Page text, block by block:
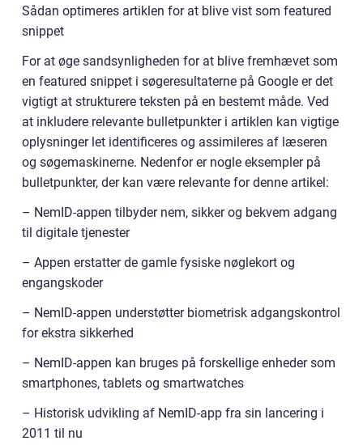
Sådan optimeres artiklen for at blive vist som featured
snippet
For at øge sandsynligheden for at blive fremhævet som
en featured snippet i søgeresultaterne på Google er det
vigtigt at strukturere teksten på en bestemt måde. Ved
at inkludere relevante bulletpunkter i artiklen kan vigtige
oplysninger let identificeres og assimileres af læseren
og søgemaskinerne. Nedenfor er nogle eksempler på
bulletpunkter, der kan være relevante for denne artikel:
– NemID-appen tilbyder nem, sikker og bekvem adgang
til digitale tjenester
– Appen erstatter de gamle fysiske nøglekort og
engangskoder
– NemID-appen understøtter biometrisk adgangskontrol
for ekstra sikkerhed
– NemID-appen kan bruges på forskellige enheder som
smartphones, tablets og smartwatches
– Historisk udvikling af NemID-app fra sin lancering i
2011 til nu